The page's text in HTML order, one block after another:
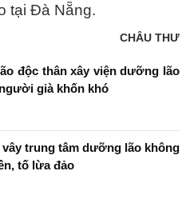
tại Đà Nẵng.
CHÂU THƯ
độc thân xây viện dưỡng lão
già khốn khó
trung tâm dưỡng lão không
tố lừa đảo